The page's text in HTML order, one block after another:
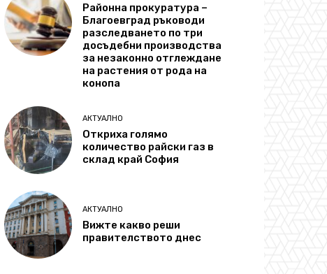
Районна прокуратура –
Благоевград ръководи
разследването по три
досъдебни производства
за незаконно отглеждане
на растения от рода на
конопа
АКТУАЛНО
Откриха голямо
количество райски газ в
склад край София
АКТУАЛНО
Вижте какво реши
правителството днес